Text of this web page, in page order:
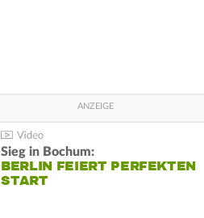
Sieg in Bochum:
BERLIN FEIERT PERFEKTEN
START